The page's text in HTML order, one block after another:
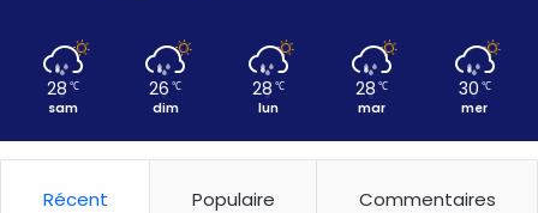
28 ℃
sam
26 ℃
dim
28 ℃
lun
28 ℃
mar
30 ℃
mer
Récent Populaire Commentaires